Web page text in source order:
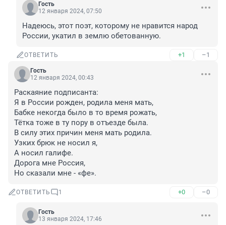
Гость
12 января 2024, 07:50
Надеюсь, этот поэт, которому не нравится народ
России, укатил в землю обетованную.
ОТВЕТИТЬ +1 –1
Гость
12 января 2024, 00:43
Раскаяние подписанта:
Я в России рожден, родила меня мать,
Бабке некогда было в то время рожать,
Тётка тоже в ту пору в отъезде была.
В силу этих причин меня мать родила.
Узких брюк не носил я,
А носил галифе.
Дорога мне Россия,
Но сказали мне - «фе».
ОТВЕТИТЬ 1 +0 –0
Гость
13 января 2024, 17:46